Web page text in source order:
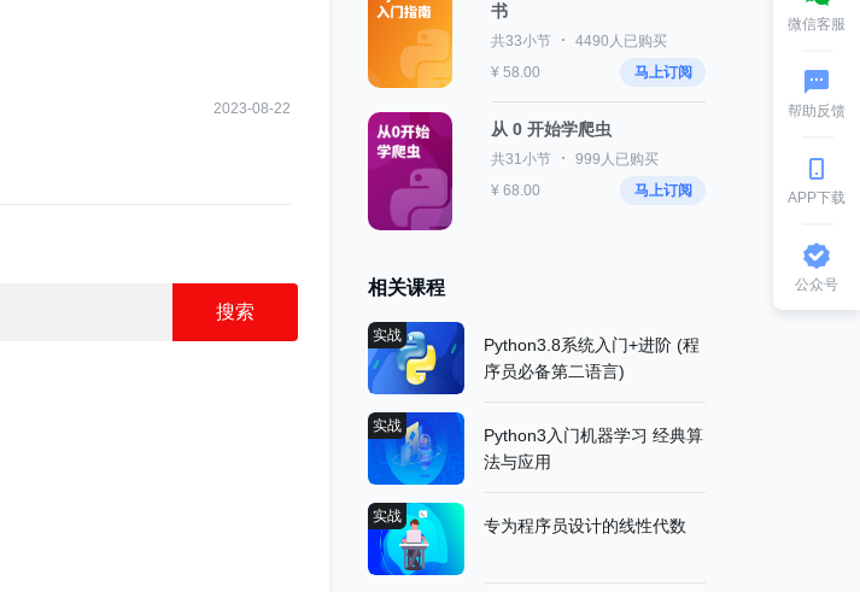
（请参阅[3]）。那么io函数又是
2023-08-22
书
共33小节
4490人已购买
¥ 58.00
马上订阅
从 0 开始学爬虫
共31小节
999人已购买
¥ 68.00
马上订阅
相关课程
实战
Python3.8系统入门+进阶 (程
序员必备第二语言)
实战
Python3入门机器学习 经典算
法与应用
实战 专为程序员设计的线性代数
微信客服
帮助反馈
APP下载
公众号